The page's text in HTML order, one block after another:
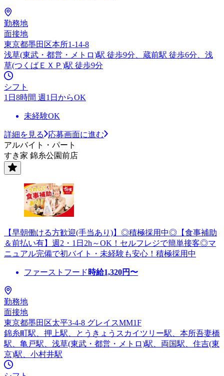
勤務地
面接地
東京都墨田区本所1-14-8
浅草(東武・都営・メトロ)駅 徒歩9分、蔵前駅 徒歩6分、浅
草(つくばＥＸＰ)駅 徒歩9分
シフト
1日8時間 週1日からOK
未経験OK
詳細を見る
応募画面に進む
アルバイト・パート
すき家 錦糸公園前店
【早朝働ける方歓迎(手当あり)】◎積極採用中◎【食事補助
＆前払い有】週2・1日2h～OK！セルフレジで簡単接客◎マ
ニュアル完備で初バイト・未経験も安心！積極採用中
ファーストフード 時給1,320円〜
勤務地
面接地
東京都墨田区太平3-4-8 グレイスMM1F
錦糸町駅、押上駅、とうきょうスカイツリー駅、本所吾妻橋
駅、亀戸駅、浅草(東武・都営・メトロ)駅、両国駅、住吉(東
京)駅、小村井駅